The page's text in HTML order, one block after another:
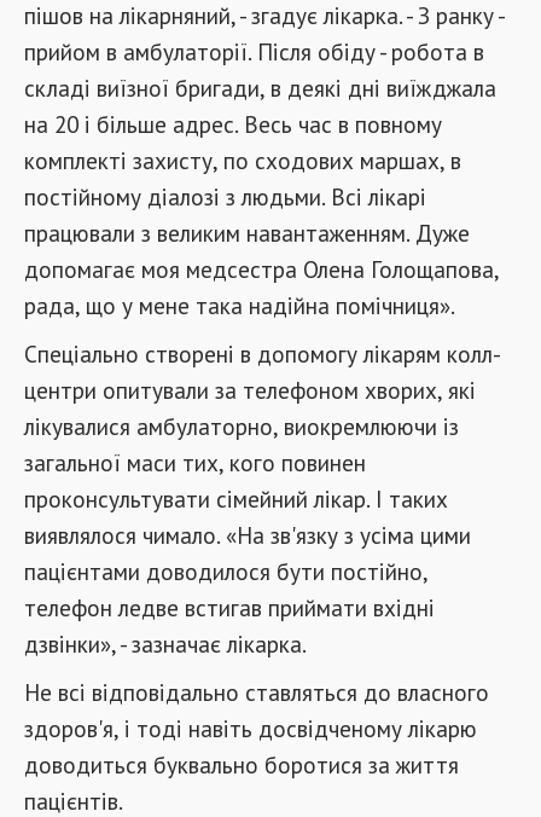
пішов на лікарняний, - згадує лікарка. - З ранку -
прийом в амбулаторії. Після обіду - робота в
складі виїзної бригади, в деякі дні виїжджала
на 20 і більше адрес. Весь час в повному
комплекті захисту, по сходових маршах, в
постійному діалозі з людьми. Всі лікарі
працювали з великим навантаженням. Дуже
допомагає моя медсестра Олена Голощапова,
рада, що у мене така надійна помічниця».
Спеціально створені в допомогу лікарям колл-
центри опитували за телефоном хворих, які
лікувалися амбулаторно, виокремлюючи із
загальної маси тих, кого повинен
проконсультувати сімейний лікар. І таких
виявлялося чимало. «На зв'язку з усіма цими
пацієнтами доводилося бути постійно,
телефон ледве встигав приймати вхідні
дзвінки», - зазначає лікарка.
Не всі відповідально ставляться до власного
здоров'я, і ​​тоді навіть досвідченому лікарю
доводиться буквально боротися за життя
пацієнтів.